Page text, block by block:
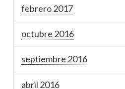
febrero 2017
octubre 2016
septiembre 2016
abril 2016